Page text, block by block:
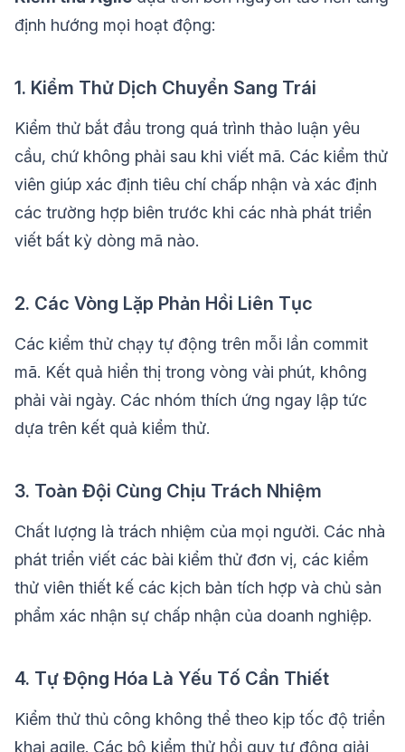
định hướng mọi hoạt động:
1. Kiểm Thử Dịch Chuyển Sang Trái
Kiểm thử bắt đầu trong quá trình thảo luận yêu
cầu, chứ không phải sau khi viết mã. Các kiểm thử
viên giúp xác định tiêu chí chấp nhận và xác định
các trường hợp biên trước khi các nhà phát triển
viết bất kỳ dòng mã nào.
2. Các Vòng Lặp Phản Hồi Liên Tục
Các kiểm thử chạy tự động trên mỗi lần commit
mã. Kết quả hiển thị trong vòng vài phút, không
phải vài ngày. Các nhóm thích ứng ngay lập tức
dựa trên kết quả kiểm thử.
3. Toàn Đội Cùng Chịu Trách Nhiệm
Chất lượng là trách nhiệm của mọi người. Các nhà
phát triển viết các bài kiểm thử đơn vị, các kiểm
thử viên thiết kế các kịch bản tích hợp và chủ sản
phẩm xác nhận sự chấp nhận của doanh nghiệp.
4. Tự Động Hóa Là Yếu Tố Cần Thiết
Kiểm thử thủ công không thể theo kịp tốc độ triển
khai agile. Các bộ kiểm thử hồi quy tự động giải